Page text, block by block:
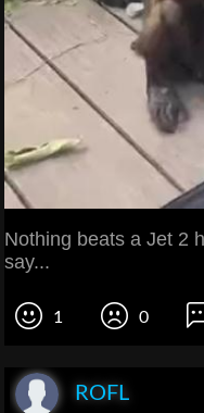
Nothing beats a Jet 2
say...
1 0
ROFL